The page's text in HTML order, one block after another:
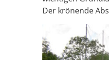
Der krönende